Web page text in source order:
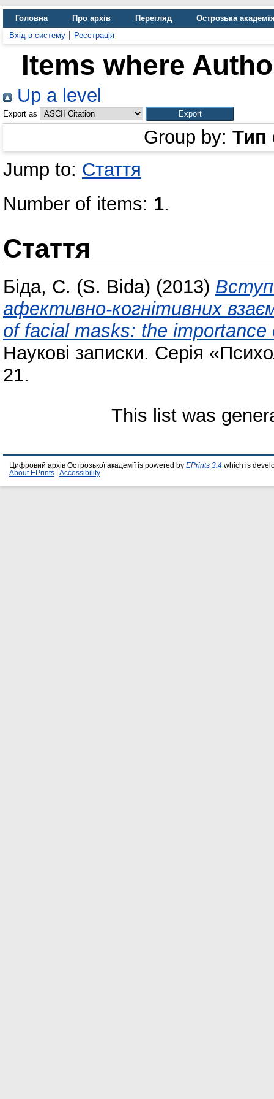
Головна Про архів Перегляд
Острозька
Вхід в систему
Реєстрація
Items where
Up a level
Export as
Group by: Тип
Jump to: Стаття
Number of items: 1.
Стаття
Біда, С. (S. Bida) (2013) Вступ
афективно-когнітивних
of facial masks: the
Наукові записки. Серія
21.
This list was
Цифровий архів Острозької академії is powered by EPrints 3.4 which is
About EPrints
Accessibility